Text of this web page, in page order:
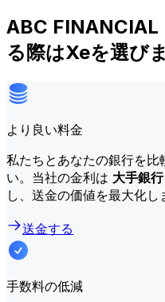
ABC FINANCIAL
る際はXeを選び
より良い料金
私たちとあなたの銀行を比
い。当社の金利は 大手銀
し、送金の価値を最大化し
送金する
手数料の低減